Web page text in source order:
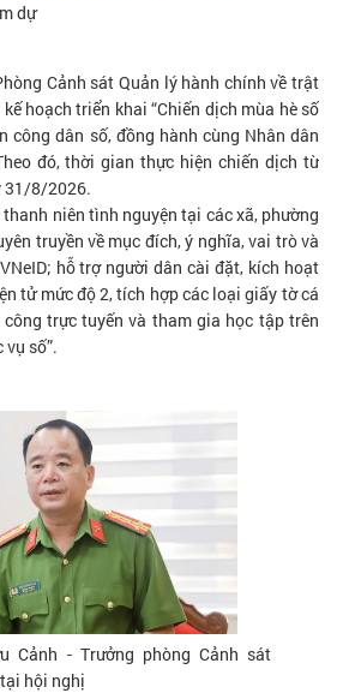
dự
Cảnh sát Quản lý hành chính về trật
hoạch triển khai “Chiến dịch mùa hè số
công dân số, đồng hành cùng Nhân dân
đó, thời gian thực hiện chiến dịch từ
31/8/2026.
niên tình nguyện tại các xã, phường
truyền về mục đích, ý nghĩa, vai trò và
hỗ trợ người dân cài đặt, kích hoạt
tử mức độ 2, tích hợp các loại giấy tờ cá
trực tuyến và tham gia học tập trên
vụ số”.
Cảnh - Trưởng phòng Cảnh sát
hội nghị